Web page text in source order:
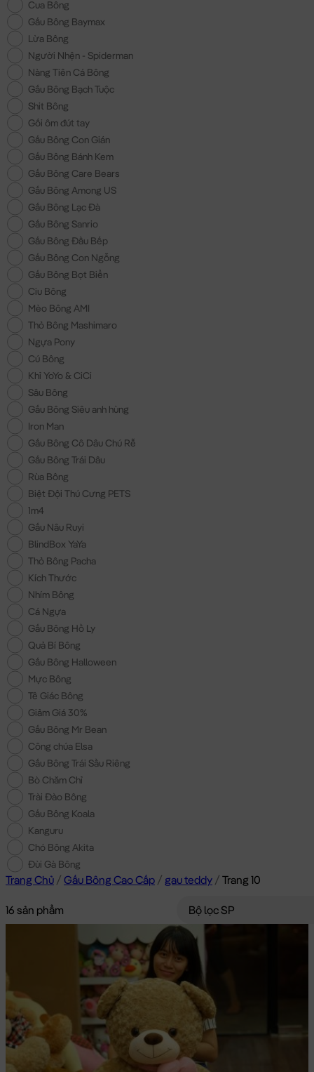
Cua Bông
Gấu Bông Baymax
Lừa Bông
Người Nhện - Spiderman
Nàng Tiên Cá Bông
Gấu Bông Bạch Tuộc
Shit Bông
Gối ôm đút tay
Gấu Bông Con Gián
Gấu Bông Bánh Kem
Gấu Bông Care Bears
Gấu Bông Among US
Gấu Bông Lạc Đà
Gấu Bông Sanrio
Gấu Bông Đầu Bếp
Gấu Bông Con Ngỗng
Gấu Bông Bọt Biển
Ciu Bông
Mèo Bông AMI
Thỏ Bông Mashimaro
Ngựa Pony
Cú Bông
Khỉ YoYo & CiCi
Sâu Bông
Gấu Bông Siêu anh hùng
Iron Man
Gấu Bông Cô Dâu Chú Rễ
Gấu Bông Trái Dâu
Rùa Bông
Biệt Đội Thú Cưng PETS
1m4
Gấu Nâu Ruyi
BlindBox YaYa
Thỏ Bông Pacha
Kích Thước
Nhím Bông
Cá Ngựa
Gấu Bông Hồ Ly
Quả Bí Bông
Gấu Bông Halloween
Mực Bông
Tê Giác Bông
Giảm Giá 30%
Gấu Bông Mr Bean
Công chúa Elsa
Gấu Bông Trái Sầu Riêng
Bò Chăm Chỉ
Trài Đào Bông
Gấu Bông Koala
Kanguru
Chó Bông Akita
Đùi Gà Bông
Trang Chủ / Gấu Bông Cao Cấp / gau teddy / Trang 10
16 sản phẩm Bộ lọc SP